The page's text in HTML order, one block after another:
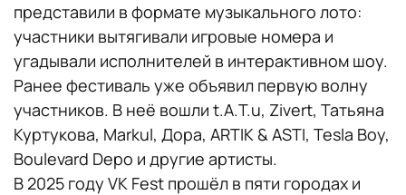
представили в формате музыкального лото:
участники вытягивали игровые номера и
угадывали исполнителей в интерактивном шоу.
Ранее фестиваль уже объявил первую волну
участников. В неё вошли t.A.T.u, Zivert, Татьяна
Куртукова, Markul, Дора, ARTIK & ASTI, Tesla Boy,
Boulevard Depo и другие артисты.
В 2025 году VK Fest прошёл в пяти городах и